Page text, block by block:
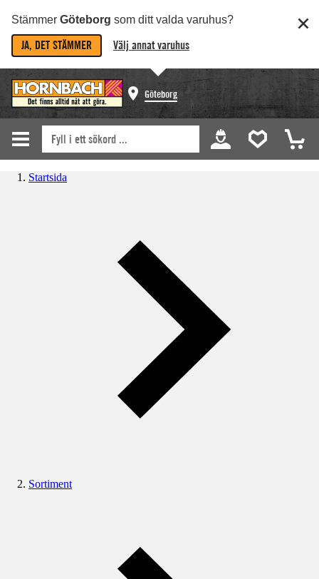
Stämmer Göteborg som ditt valda varuhus?
JA, DET STÄMMER Välj annat varuhus
Göteborg
Startsida
Sortiment